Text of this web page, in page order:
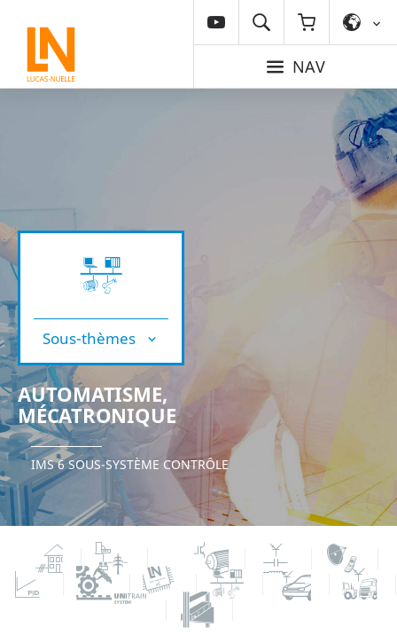
NAV
Sous-thèmes
AUTOMATISME,
MÉCATRONIQUE
IMS 6 SOUS-SYSTÈME CONTRÔLE